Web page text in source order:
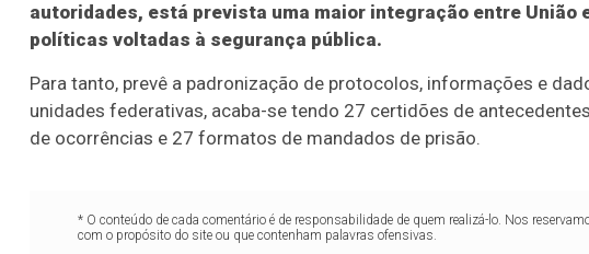
autoridades, está prevista uma maior integração entre União
políticas voltadas à segurança pública.
Para tanto, prevê a padronização de protocolos, informações e
unidades federativas, acaba-se tendo 27 certidões de
de ocorrências e 27 formatos de mandados de prisão.
* O conteúdo de cada comentário é de responsabilidade de quem realizá-lo. Nos
com o propósito do site ou que contenham palavras ofensivas.